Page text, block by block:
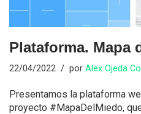
Plataforma. Mapa
22/04/2022 por Alex Ojeda
Presentamos la plataforma
proyecto #MapaDelMiedo,